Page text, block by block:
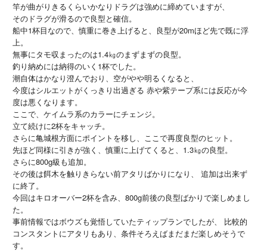
竿が曲がりきるくらいかなりドラグは強めに締めていますが、
そのドラグが滑るので良型と確信。
船中1杯目なので、慎重に巻き上げると、良型が20mほど先で既に浮
上。
無事にタモ収まったのは1.4㎏のまずまずの良型。
釣り納めには納得のいく1杯でした。
潮自体はかなり澄んでおり、空がやや明るくなると、
今度はシルエットがくっきり出過ぎる 赤や紫テープ系には反応が今
度は悪くなります。
ここで、ケイムラ系のカラーにチェンジ。
立て続けに2杯をキャッチ。
さらに亀城根方面にポイントを移し、ここで再度良型のヒット。
先ほど同様に引きが強く、慎重に上げてくると、1.3㎏の良型。
さらに800g級も追加。
その後は餌木を触りきらない前アタリばかりになり、 追加は出来ず
に終了。
今回はキロオーバー2杯を含み、800g前後の良型ばかりで楽しめまし
た。
事前情報ではボウズも覚悟していたティップランでしたが、 比較的
コンスタントにアタリもあり、条件そろえばまだまだ楽しめそうで
す。